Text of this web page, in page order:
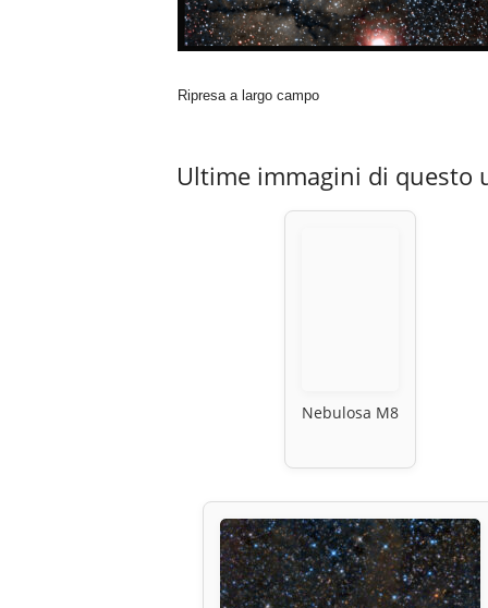
Ripresa a largo campo
Ultime immagini di questo
Nebulosa M8